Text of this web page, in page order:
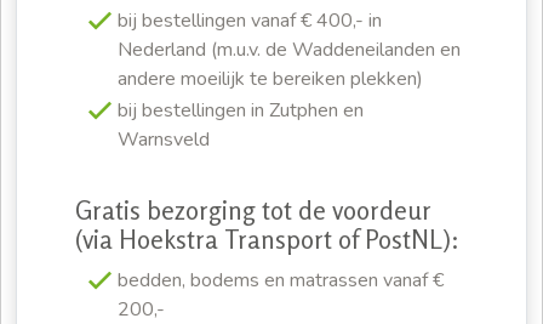
bij bestellingen vanaf € 400,- in
Nederland (m.u.v. de Waddeneilanden en
andere moeilijk te bereiken plekken)
bij bestellingen in Zutphen en
Warnsveld
Gratis bezorging tot de voordeur
(via Hoekstra Transport of PostNL):
bedden, bodems en matrassen vanaf €
200,-